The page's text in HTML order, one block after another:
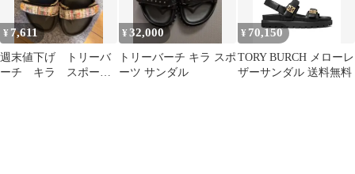
¥ 7,611
週末値下げ トリーバ
ーチ キラ スポーツ
¥32,000
トリーバーチ キラ スポ
ーツ サンダル
¥ 70,150
TORY BURCH メローレ
ザーサンダル 送料無料